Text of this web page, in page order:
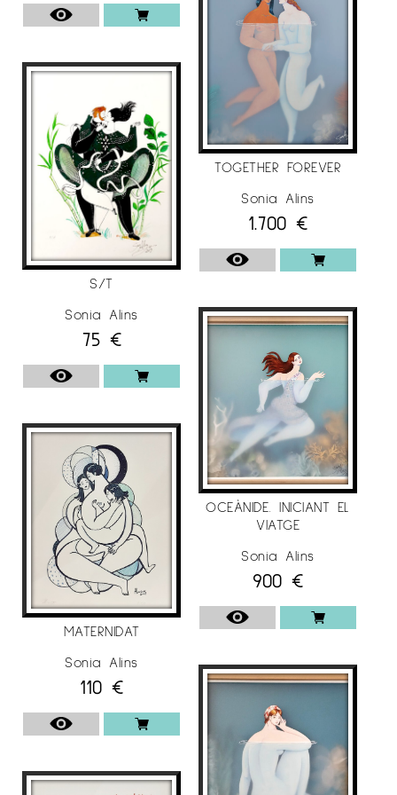
of Art, SHANGHAI / XINA. (2016).
Sonia Alinsa
Cavallers Gallery
S/T
Sonia Alins
75 €
MATERNIDAT
Sonia Alins
110 €
TOGETHER FOREVER
Sonia Alins
1.700 €
OCEÀNIDE. INICIANT EL
VIATGE
Sonia Alins
900 €